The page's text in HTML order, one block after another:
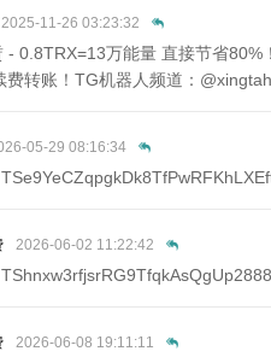
2025-11-26 03:23:32
- 0.8TRX=13万能量 直接节省
费转账！TG机器人频道：
05-29 08:16:34
2026-06-02 11:22:42
2026-06-08 19:11:11